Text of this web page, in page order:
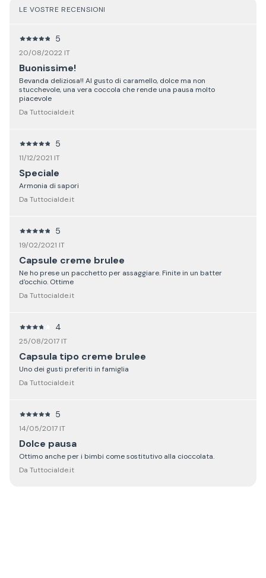
LE VOSTRE RECENSIONI
5
20/08/2022 IT
Buonissime!
Bevanda deliziosa!! Al gusto di caramello, dolce ma non
stucchevole, una vera coccola che rende una pausa molto
piacevole
Da Tuttocialde.it
5
11/12/2021 IT
Speciale
Armonia di sapori
Da Tuttocialde.it
5
19/02/2021 IT
Capsule creme brulee
Ne ho prese un pacchetto per assaggiare. Finite in un batter
d'occhio. Ottime
Da Tuttocialde.it
4
25/08/2017 IT
Capsula tipo creme brulee
Uno dei gusti preferiti in famiglia
Da Tuttocialde.it
5
14/05/2017 IT
Dolce pausa
Ottimo anche per i bimbi come sostitutivo alla cioccolata.
Da Tuttocialde.it